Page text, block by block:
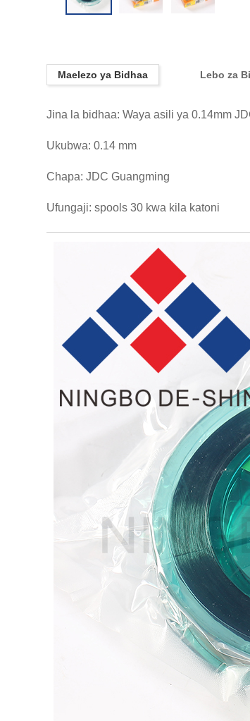
Maelezo ya Bidhaa Lebo za
Jina la bidhaa: Waya asili ya 0.14mm
Ukubwa: 0.14 mm
Chapa: JDC Guangming
Ufungaji: spools 30 kwa kila katoni